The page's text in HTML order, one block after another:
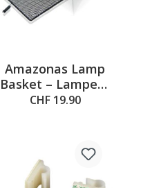
Amazonas Lamp
Basket – Lampen-
Drahtkorb
CHF 19.90